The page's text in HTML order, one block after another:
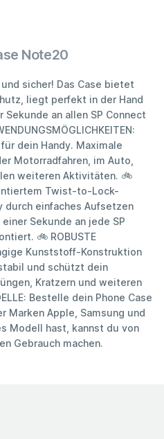
Note20
sicher! Das Case bietet
liegt perfekt in der Hand
an allen SP Connect
dein Handy. Maximale
Motorradfahren, im Auto,
weiteren Aktivitäten. 🚲
Twist-to-Lock-
durch einfaches Aufsetzen
Sekunde an jede SP
🚲 ROBUSTE
Kunststoff-Konstruktion
und schützt dein
Kratzern und weiteren
Bestelle dein Phone Case
Marken Apple, Samsung und
Modell hast, kannst du von
Gebrauch machen.